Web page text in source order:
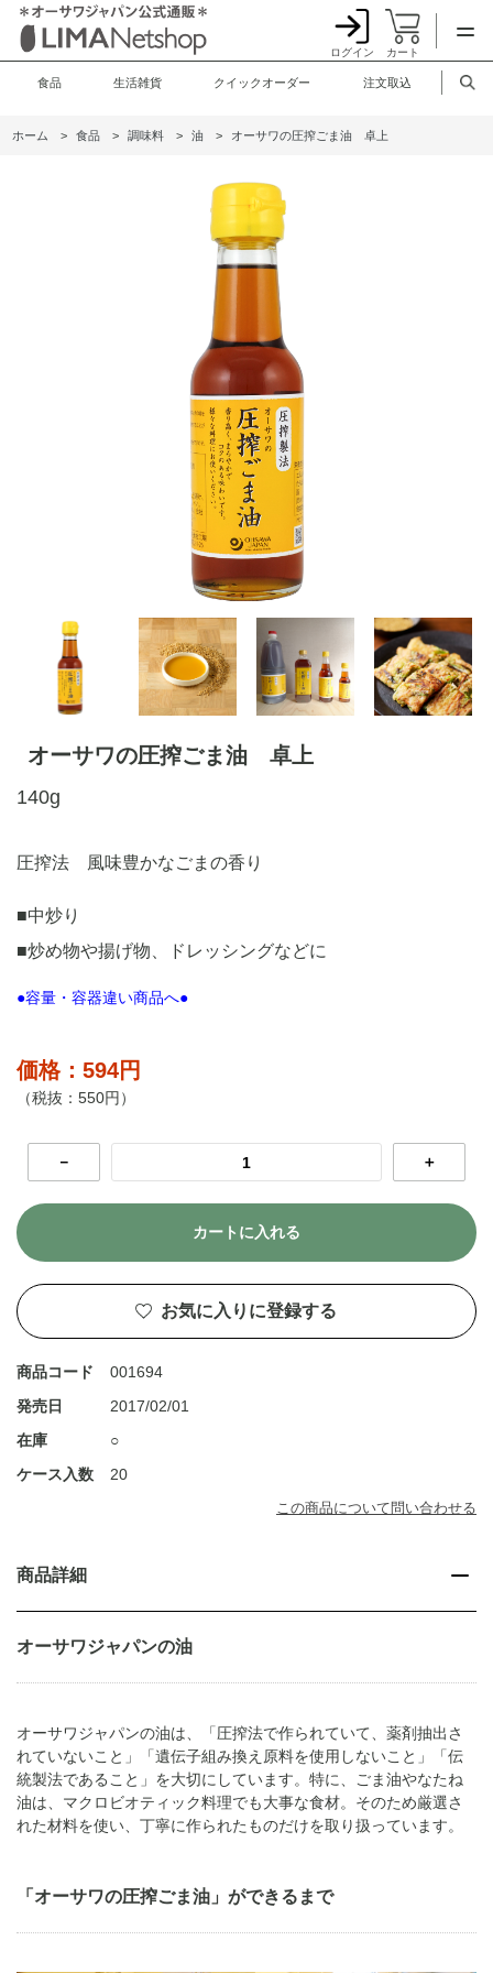
ログイン カート
食品 生活雑貨 クイックオーダー 注文取込
ホーム > 食品 > 調味料 > 油 > オーサワの圧搾ごま油 卓上
オーサワの圧搾ごま油 卓上
140g
圧搾法 風味豊かなごまの香り
■中炒り
■炒め物や揚げ物、ドレッシングなどに
●容量・容器違い商品へ●
価格：594円
（税抜：550円）
－ ＋
カートに入れる
お気に入りに登録する
商品コード
001694
発売日
2017/02/01
在庫
○
ケース入数
20
この商品について問い合わせる
商品詳細
オーサワジャパンの油
オーサワジャパンの油は、「圧搾法で作られていて、薬剤抽出さ
れていないこと」「遺伝子組み換え原料を使用しないこと」「伝
統製法であること」を大切にしています。特に、ごま油やなたね
油は、マクロビオティック料理でも大事な食材。そのため厳選さ
れた材料を使い、丁寧に作られたものだけを取り扱っています。
「オーサワの圧搾ごま油」ができるまで